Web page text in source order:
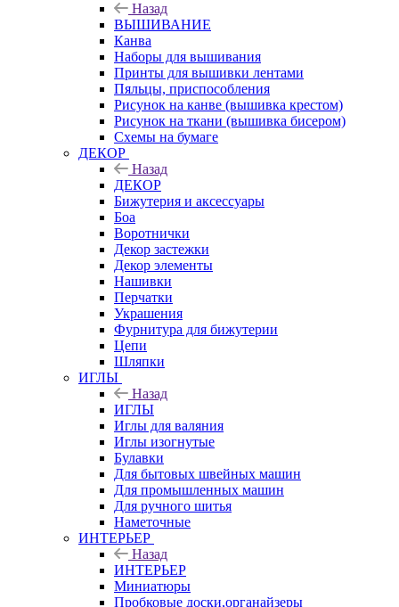
Назад
ВЫШИВАНИЕ
Канва
Наборы для вышивания
Принты для вышивки лентами
Пяльцы, приспособления
Рисунок на канве (вышивка крестом)
Рисунок на ткани (вышивка бисером)
Схемы на бумаге
ДЕКОР
Назад
ДЕКОР
Бижутерия и аксессуары
Боа
Воротнички
Декор застежки
Декор элементы
Нашивки
Перчатки
Украшения
Фурнитура для бижутерии
Цепи
Шляпки
ИГЛЫ
Назад
ИГЛЫ
Иглы для валяния
Иглы изогнутые
Булавки
Для бытовых швейных машин
Для промышленных машин
Для ручного шитья
Наметочные
ИНТЕРЬЕР
Назад
ИНТЕРЬЕР
Миниатюры
Пробковые доски,органайзеры